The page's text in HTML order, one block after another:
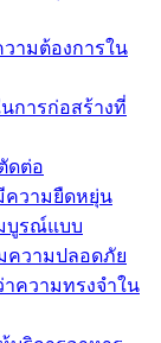
ามต้องการใน
การก่อสร้างที่
ดต่อ
ความยืดหยุ่น
บูรณ์แบบ
ความปลอดภัย
ความทรงจำใน